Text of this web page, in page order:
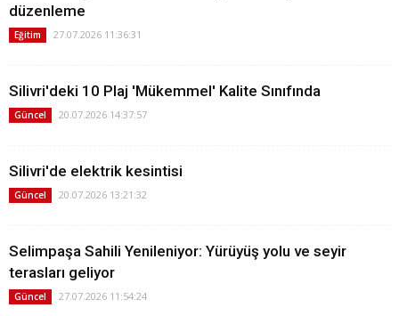
düzenleme
Eğitim 27.07.2026 11:36:31
Silivri'deki 10 Plaj 'Mükemmel' Kalite Sınıfında
Güncel 20.07.2026 14:37:57
Silivri'de elektrik kesintisi
Güncel 20.07.2026 13:21:32
Selimpaşa Sahili Yenileniyor: Yürüyüş yolu ve seyir
terasları geliyor
Güncel 27.07.2026 11:54:24